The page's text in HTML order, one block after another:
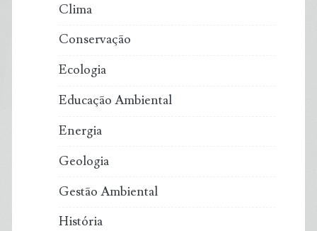
Clima
Conservação
Ecologia
Educação Ambiental
Energia
Geologia
Gestão Ambiental
História